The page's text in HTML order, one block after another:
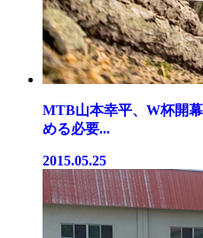
MTB山本幸平、W杯開
める必要...
2015.05.25